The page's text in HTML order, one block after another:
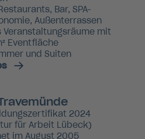
Bar, SPA-
Außenterrassen
Veranstaltungsräume mit
Eventfläche
und Suiten
2024
für Arbeit Lübeck)
im August 2005